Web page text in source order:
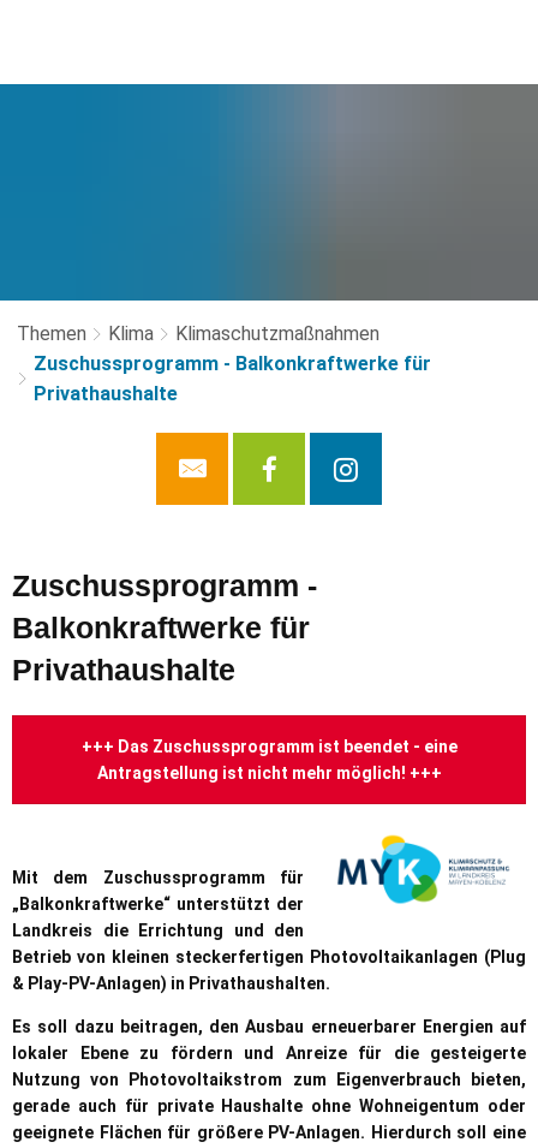
Themen Klima
Klimaschutzmaßnahmen
Zuschussprogramm - Balkonkraftwerke für
Privathaushalte
Zuschussprogramm
Balkonkraftwerke
für
Privathaushalte
Zuschussprogramm -
Balkonkraftwerke für
Privathaushalte
+++ Das Zuschussprogramm ist beendet - eine
Antragstellung ist nicht mehr möglich! +++
Mit dem Zuschussprogramm für
„Balkonkraftwerke“ unterstützt der
Landkreis die Errichtung und den
Betrieb von kleinen steckerfertigen Photovoltaikanlagen (Plug
& Play-PV-Anlagen) in Privathaushalten.
Es soll dazu beitragen, den Ausbau erneuerbarer Energien auf
lokaler Ebene zu fördern und Anreize für die gesteigerte
Nutzung von Photovoltaikstrom zum Eigenverbrauch bieten,
gerade auch für private Haushalte ohne Wohneigentum oder
geeignete Flächen für größere PV-Anlagen. Hierdurch soll eine